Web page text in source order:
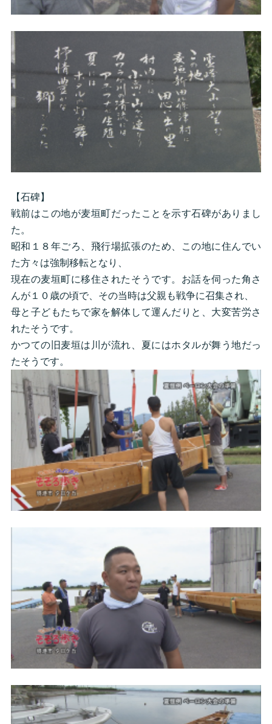
【石碑】
戦前はこの地が麦垣町だったことを示す石碑がありまし
た。
昭和１８年ごろ、飛行場拡張のため、この地に住んでい
た方々は強制移転となり、
現在の麦垣町に移住されたそうです。お話を伺った角さ
んが１０歳の頃で、その当時は父親も戦争に召集され、
母と子どもたちで家を解体して運んだりと、大変苦労さ
れたそうです。
かつての旧麦垣は川が流れ、夏にはホタルが舞う地だっ
たそうです。